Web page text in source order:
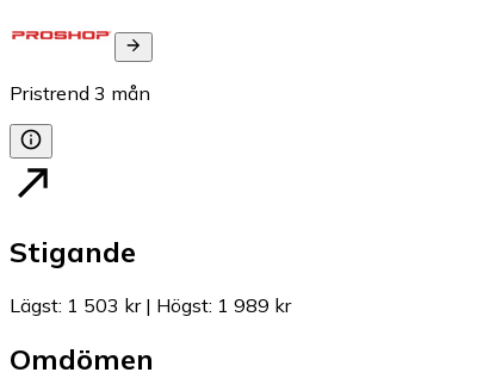
Pristrend 3 mån
Stigande
Lägst: 1 503 kr| Högst: 1 989 kr
Omdömen